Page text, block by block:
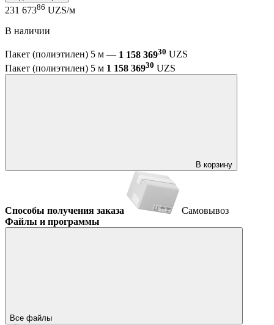
231 67386 UZS/м
В наличии
Пакет (полиэтилен) 5 м — 1 158 36930 UZS
Пакет (полиэтилен) 5 м 1 158 36930 UZS
В корзину
Способы получения заказа
Самовывоз
Файлы и программы
Все файлы